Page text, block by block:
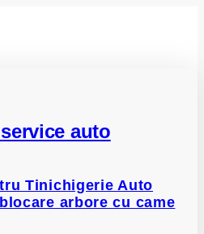
auto
Tinichigerie Auto
arbore cu came